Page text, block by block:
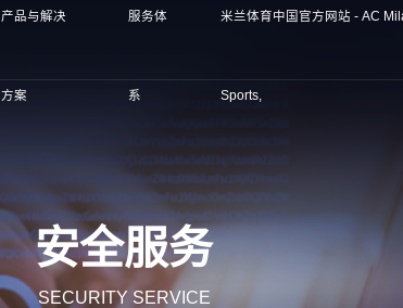
产品与解决
方案
服务体
系
米兰体育中国官方网站 - AC
Sports,
安全服务
SECURITY SERVICE